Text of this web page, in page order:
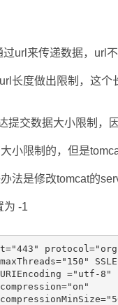
来传递数据，url不
长度做出限制，这
交数据大小限制，因
小限制的，但是
法是修改tomcat的
为 -1
="utf-8"